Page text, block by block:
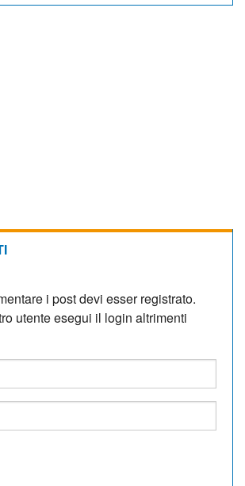
i post devi esser registrato.
utente esegui il login altrimenti